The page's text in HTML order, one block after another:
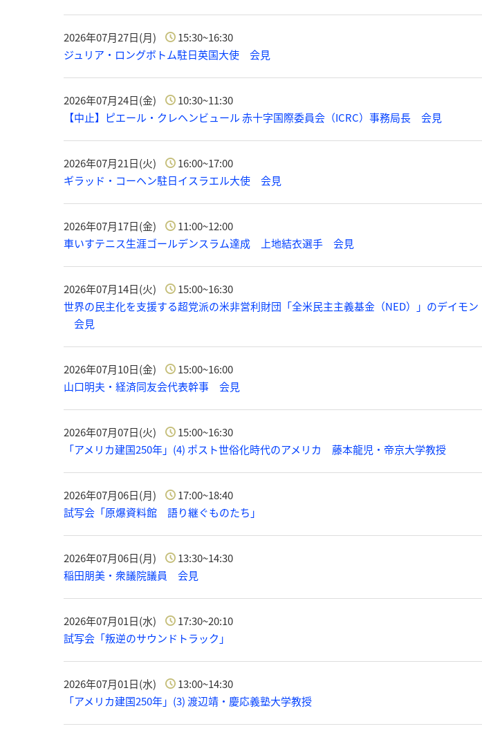
2026年07月27日(月)
15:30~16:30
ジュリア・ロングボトム駐日英国大使 会見
2026年07月24日(金)
10:30~11:30
【中止】ピエール・クレヘンビュール 赤十字国際委員会（ICRC）事務局長 会見
2026年07月21日(火)
16:00~17:00
ギラッド・コーヘン駐日イスラエル大使 会見
2026年07月17日(金)
11:00~12:00
車いすテニス生涯ゴールデンスラム達成 上地結衣選手 会見
2026年07月14日(火)
15:00~16:30
世界の民主化を支援する超党派の米非営利財団「全米民主主義基金（NED）」のデイモ
会見
2026年07月10日(金)
15:00~16:00
山口明夫・経済同友会代表幹事 会見
2026年07月07日(火)
15:00~16:30
「アメリカ建国250年」(4) ポスト世俗化時代のアメリカ 藤本龍児・帝京大学教授
2026年07月06日(月)
17:00~18:40
試写会「原爆資料館 語り継ぐものたち」
2026年07月06日(月)
13:30~14:30
稲田朋美・衆議院議員 会見
2026年07月01日(水)
17:30~20:10
試写会「叛逆のサウンドトラック」
2026年07月01日(水)
13:00~14:30
「アメリカ建国250年」(3) 渡辺靖・慶応義塾大学教授